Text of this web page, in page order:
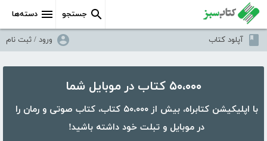
دسته‌ها جستجو
آپلود کتاب ورود / ثبت نام
۵۰،۰۰۰ کتاب در موبایل شما
با اپلیکیشن کتابراه، بیش از ۵۰،۰۰۰ کتاب، کتاب صوتی و رمان را
در موبایل و تبلت خود داشته باشید!